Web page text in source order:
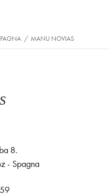
/ MANU NOVIAS
8.
- Spagna